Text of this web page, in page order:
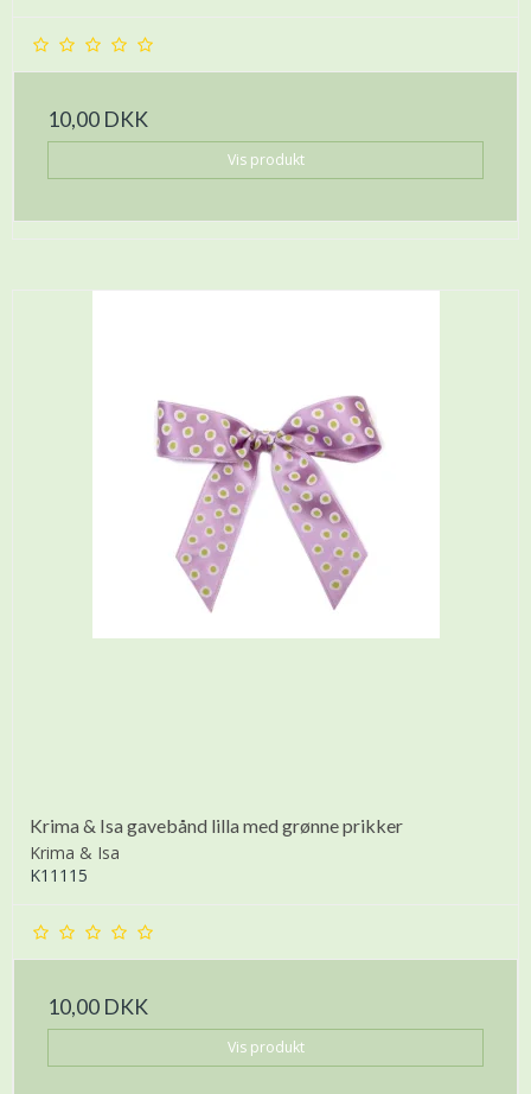
10,00 DKK
Vis produkt
Krima & Isa gavebånd lilla med grønne prikker
Krima & Isa
K11115
10,00 DKK
Vis produkt